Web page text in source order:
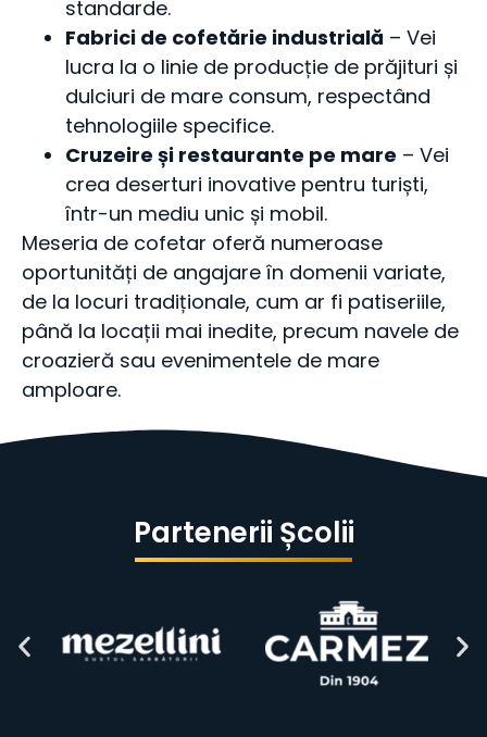
standarde.
Fabrici de cofetărie industrială – Vei
lucra la o linie de producție de prăjituri și
dulciuri de mare consum, respectând
tehnologiile specifice.
Cruzeire și restaurante pe mare – Vei
crea deserturi inovative pentru turiști,
într-un mediu unic și mobil.
Meseria de cofetar oferă numeroase
oportunități de angajare în domenii variate,
de la locuri tradiționale, cum ar fi patiseriile,
până la locații mai inedite, precum navele de
croazieră sau evenimentele de mare
amploare.
Partenerii Școlii